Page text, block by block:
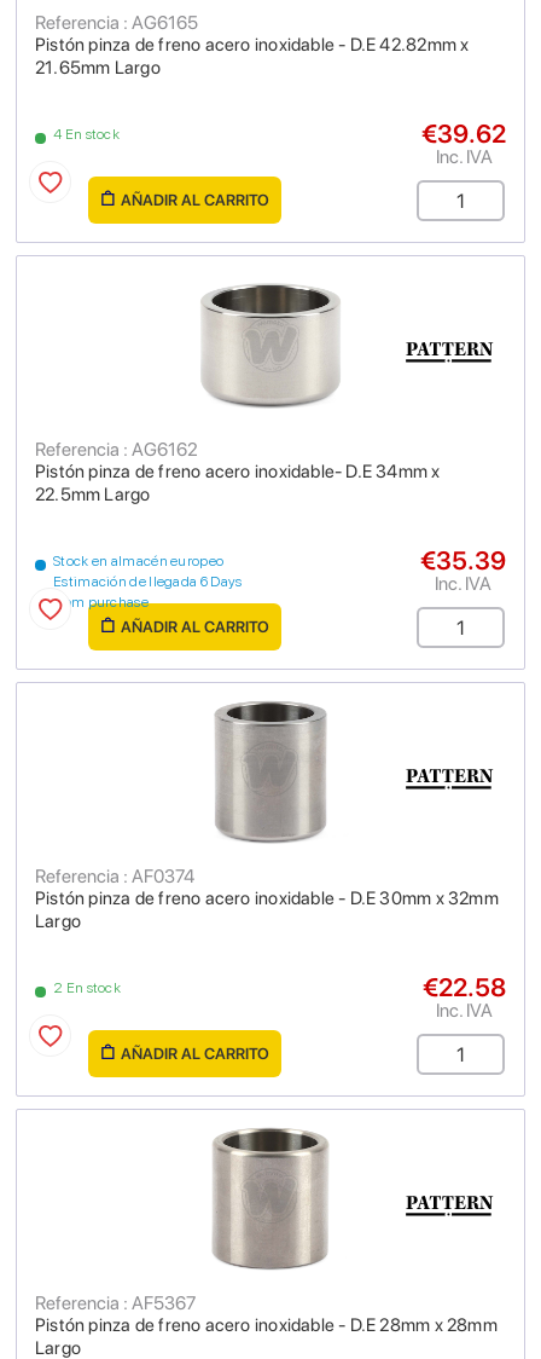
Pistón pinza de freno acero inoxidable - D.E 42.82mm x
21.65mm Largo
Referencia : AG6165
4 En stock €39.62
Inc. IVA
AÑADIR AL CARRITO
Pistón pinza de freno acero inoxidable- D.E 34mm x
22.5mm Largo
Referencia : AG6162
Stock en almacén europeo
Estimación de llegada 6 Days
from purchase
€35.39
Inc. IVA
AÑADIR AL CARRITO
Pistón pinza de freno acero inoxidable - D.E 30mm x 32mm
Largo
Referencia : AF0374
2 En stock €22.58
Inc. IVA
AÑADIR AL CARRITO
Pistón pinza de freno acero inoxidable - D.E 28mm x 28mm
Largo
Referencia : AF5367